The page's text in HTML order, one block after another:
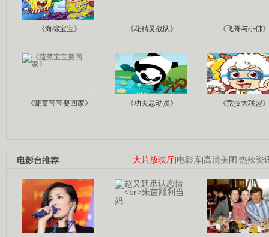
《海绵宝宝》 《花精灵战队》 《飞哥与小佛》
《蔬菜宝宝要回家》 《功夫总动员》 《竞技大联盟》
大片放映厅|电影库|高清美图 |热辣资
电影台推荐